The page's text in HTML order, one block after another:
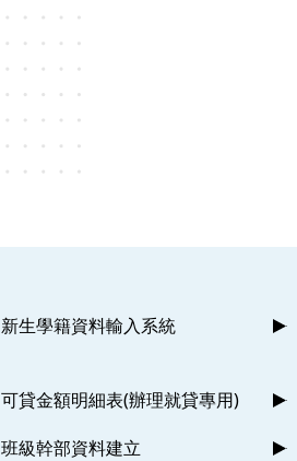
新生學籍資料輸入系統
可貸金額明細表(辦理就貸專用)
班級幹部資料建立